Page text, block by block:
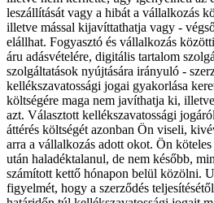
leszállítását vagy a hibát a vállalkozás
illetve mással kijavíttathatja vagy -
elállhat. Fogyasztó és vállalkozás
áru adásvételére, digitális tartalom
szolgáltatások nyújtására irányuló -
kellékszavatossági jogai gyakorlása
költségére maga nem javíthatja ki,
azt. Választott kellékszavatossági
áttérés költségét azonban Ön viseli,
arra a vállalkozás adott okot. Ön
után haladéktalanul, de nem később,
számított kettő hónapon belül közölni.
figyelmét, hogy a szerződés